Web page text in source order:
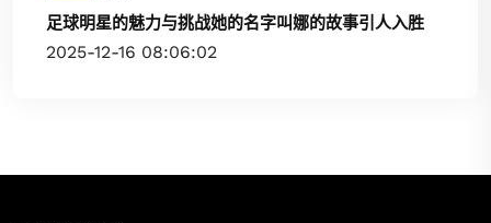
足球明星的魅力与挑战她的名字叫娜的故事引人入胜
2025-12-16 08:06:02